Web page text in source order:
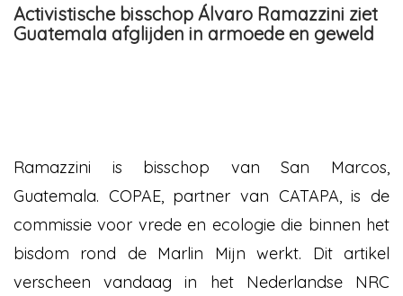
Activistische bisschop Álvaro Ramazzini ziet
Guatemala afglijden in armoede en geweld
Ramazzini is bisschop van San Marcos,
Guatemala. COPAE, partner van CATAPA, is de
commissie voor vrede en ecologie die binnen het
bisdom rond de Marlin Mijn werkt. Dit artikel
verscheen vandaag in het Nederlandse NRC